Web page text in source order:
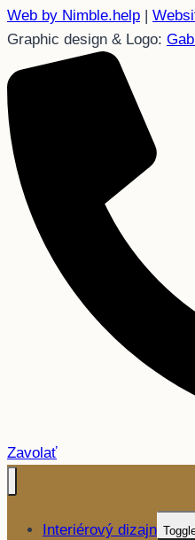
Web by Nimble.help |
Graphic design & Logo:
Zavolať
Interiérový dizajn